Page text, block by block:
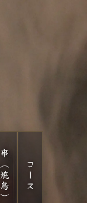
串（焼鳥） コース